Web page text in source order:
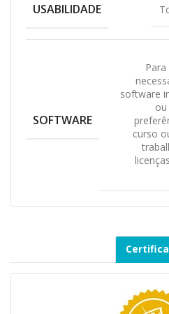
USABILIDADE
SOFTWARE
software
curso